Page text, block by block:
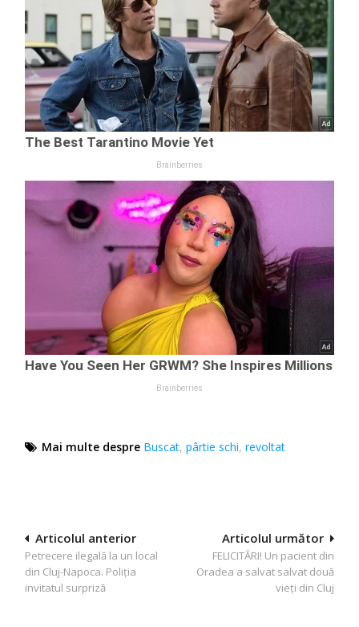
Mai multe despre Buscat,pârtie schi,revoltat
Navigare
în
articole
Articolul următor
FELICITĂRI! Un pacient din
Oradea a salvat salvat două
vieți din Cluj
Articolul anterior
Petrecere ilegală la un local
din Cluj-Napoca. Poliția
invitatul surpriză